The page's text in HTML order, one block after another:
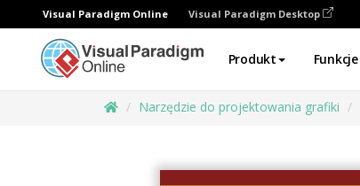
Visual Paradigm Online Visual Paradigm Desktop
Produkt Funkcje
Narzędzie do projektowania grafiki